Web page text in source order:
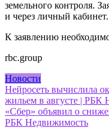
земельного контроля.
и через личный кабинет.
К заявлению
rbc.group
Новости
Навигация
по
записям
Нейросеть вычислила
жильем в августе | РБК
«Сбер» объявил о
РБК Недвижимость